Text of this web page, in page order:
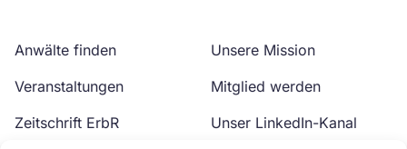
Anwälte finden
Veranstaltungen
Zeitschrift ErbR
Unsere Mission
Mitglied werden
Unser LinkedIn-Kanal